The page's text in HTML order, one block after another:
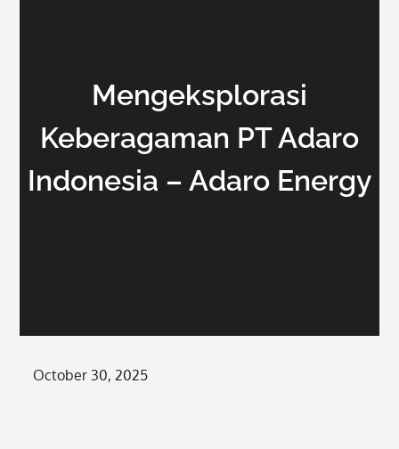
Mengeksplorasi
Keberagaman PT Adaro
Indonesia – Adaro Energy
Posted
October 30, 2025